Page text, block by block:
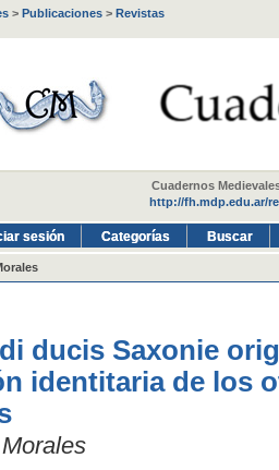
> Publicaciones > Revistas
Cuadernos
http://fh.mdp.edu.ar/
sesión Categorías Buscar
ducis Saxonie
identitaria de los